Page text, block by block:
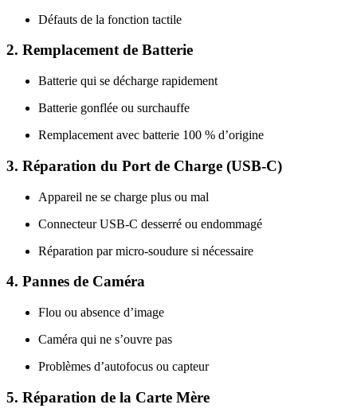
Défauts de la fonction tactile
2. Remplacement de Batterie
Batterie qui se décharge rapidement
Batterie gonflée ou surchauffe
Remplacement avec batterie 100 % d’origine
3. Réparation du Port de Charge (USB-C)
Appareil ne se charge plus ou mal
Connecteur USB-C desserré ou endommagé
Réparation par micro-soudure si nécessaire
4. Pannes de Caméra
Flou ou absence d’image
Caméra qui ne s’ouvre pas
Problèmes d’autofocus ou capteur
5. Réparation de la Carte Mère